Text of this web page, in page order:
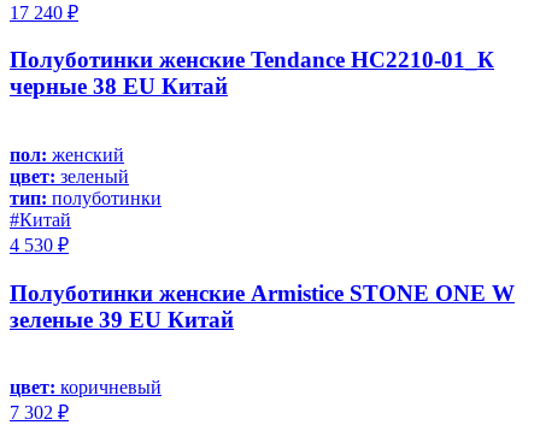
17 240 ₽
Полуботинки женские Tendance HC2210-01_К
черные 38 EU Китай
пол: женский
цвет: зеленый
тип: полуботинки
#Китай
4 530 ₽
Полуботинки женские Armistice STONE ONE W
зеленые 39 EU Китай
цвет: коричневый
7 302 ₽